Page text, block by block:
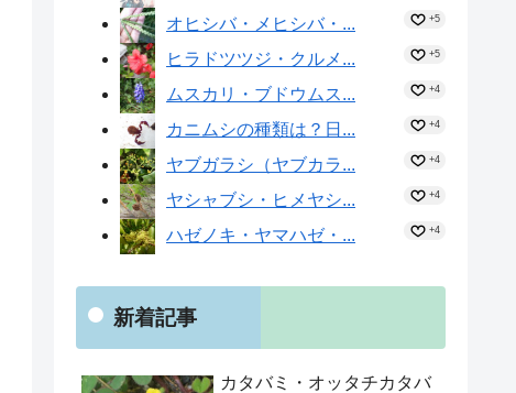
オヒシバ・メヒシバ・... +5
ヒラドツツジ・クルメ... +5
ムスカリ・ブドウムス... +4
カニムシの種類は？日... +4
ヤブガラシ（ヤブカラ... +4
ヤシャブシ・ヒメヤシ... +4
ハゼノキ・ヤマハゼ・... +4
新着記事
カタバミ・オッタチカタバ